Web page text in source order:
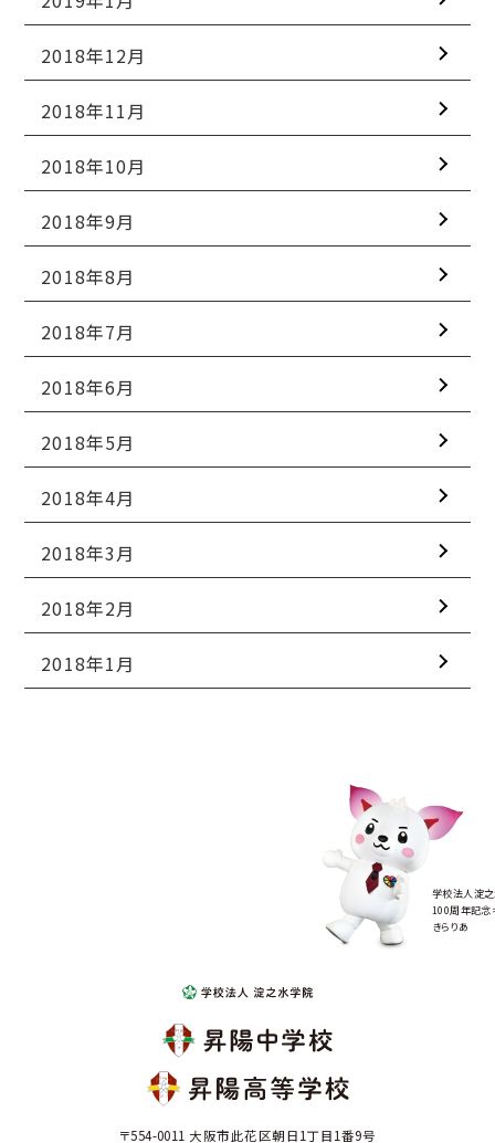
2018年12月
2018年11月
2018年10月
2018年9月
2018年8月
2018年7月
2018年6月
2018年5月
2018年4月
2018年3月
2018年2月
2018年1月
学校法人淀
100周年記念
きらりあ
〒554-0011 大阪市此花区朝日1丁目1番9号